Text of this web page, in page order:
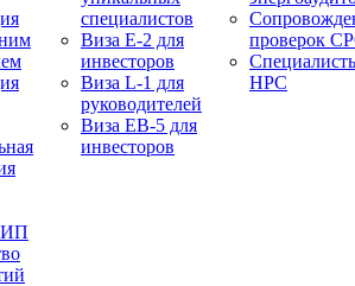
ИП
специалистов
Виза E-2 для
инвесторов
Виза L-1 для
руководителей
Виза EB-5 для
инвесторов
проверок
НРС